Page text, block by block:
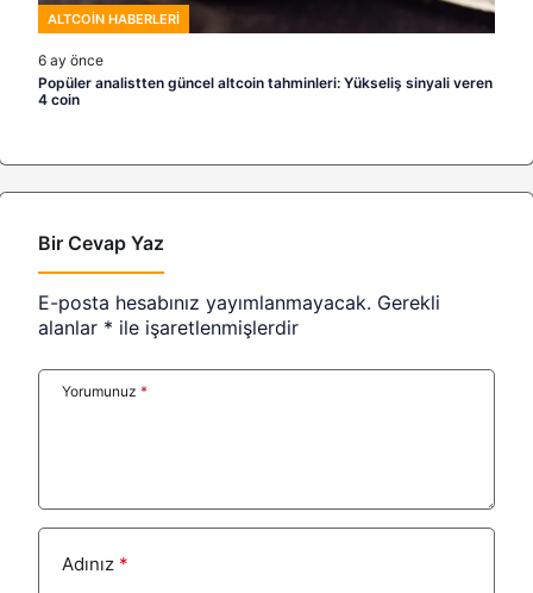
ALTCOIN HABERLERI
6 ay önce
Popüler analistten güncel altcoin tahminleri: Yükseliş sinyali veren
4 coin
Bir Cevap Yaz
E-posta hesabınız yayımlanmayacak. Gerekli
alanlar * ile işaretlenmişlerdir
Yorumunuz *
Adınız *